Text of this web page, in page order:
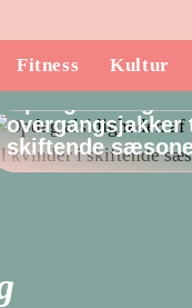
Fitness Kultur
skiftende